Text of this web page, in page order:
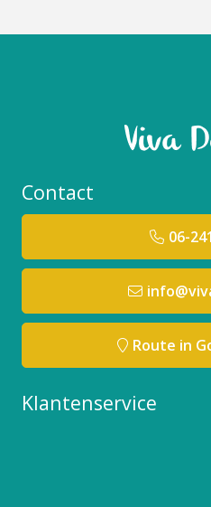
Contact
06-
Route in
Klantenservice